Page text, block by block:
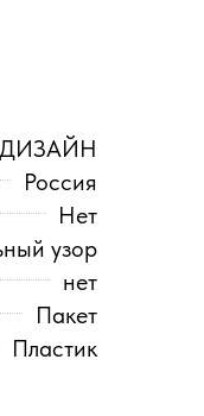
Россия
Нет
узор
нет
Пакет
Пластик